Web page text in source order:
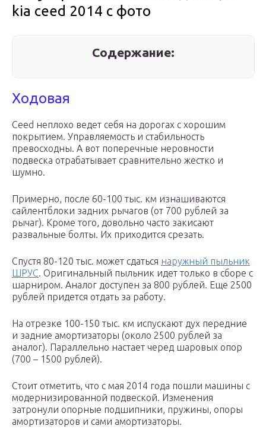
kia ceed 2014 с фото
Содержание:
Ходовая
Ceed неплохо ведет себя на дорогах с хорошим
покрытием. Управляемость и стабильность
превосходны. А вот поперечные неровности
подвеска отрабатывает сравнительно жестко и
шумно.
Примерно, после 60-100 тыс. км изнашиваются
сайлентблоки задних рычагов (от 700 рублей за
рычаг). Кроме того, довольно часто закисают
развальные болты. Их приходится срезать.
Спустя 80-120 тыс. может сдаться наружный пыльник
ШРУС. Оригинальный пыльник идет только в сборе с
шарниром. Аналог доступен за 800 рублей. Еще 2500
рублей придется отдать за работу.
На отрезке 100-150 тыс. км испускают дух передние
и задние амортизаторы (около 2500 рублей за
аналог). Параллельно настает черед шаровых опор
(700 – 1500 рублей).
Стоит отметить, что с мая 2014 года пошли машины с
модернизированной подвеской. Изменения
затронули опорные подшипники, пружины, опоры
амортизаторов и сами амортизаторы.